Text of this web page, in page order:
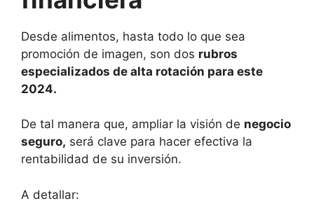
Desde alimentos, hasta todo lo que sea
promoción de imagen, son dos rubros
especializados de alta rotación para este
2024.
De tal manera que, ampliar la visión de negocio
seguro, será clave para hacer efectiva la
rentabilidad de su inversión.
A detallar: